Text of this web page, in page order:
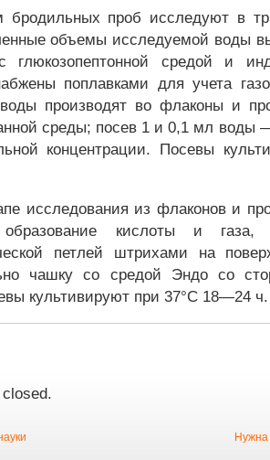
бродильных проб исследуют в
объемы исследуемой воды
глюкозопептонной средой и
поплавками для учета
производят во флаконы и
среды; посев 1 и 0,1 мл воды
концентрации. Посевы
исследования из флаконов и
образование кислоты и газа,
петлей штрихами на
чашку со средой Эндо со
культивируют при 37°С 18—24 ч.
Нужна